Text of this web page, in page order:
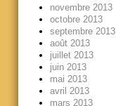
novembre 2013
octobre 2013
septembre 2013
août 2013
juillet 2013
juin 2013
mai 2013
avril 2013
mars 2013